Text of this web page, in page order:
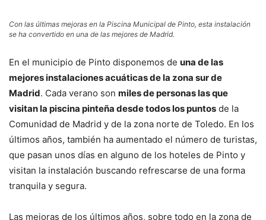
Con las últimas mejoras en la Piscina Municipal de Pinto, esta instalación
se ha convertido en una de las mejores de Madrid.
En el municipio de Pinto disponemos de una de las
mejores instalaciones acuáticas de la zona sur de
Madrid. Cada verano son miles de personas las que
visitan la piscina pinteña desde todos los puntos de la
Comunidad de Madrid y de la zona norte de Toledo. En los
últimos años, también ha aumentado el número de turistas,
que pasan unos días en alguno de los hoteles de Pinto y
visitan la instalación buscando refrescarse de una forma
tranquila y segura.
Las mejoras de los últimos años, sobre todo en la zona de